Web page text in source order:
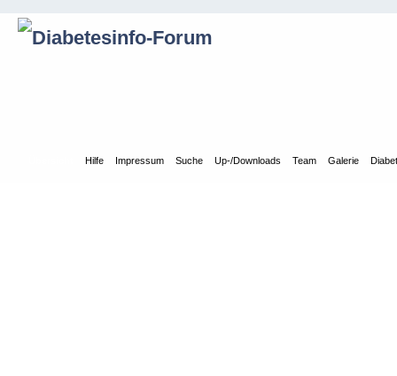
Hilfe Impressum Suche Up-/Downloads Team Galerie